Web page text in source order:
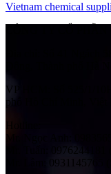
Vietnam chemical
Số 41 Ngách
VP HCM:
Số 525/1/
phố Hồ Chí Minh, Việt
Hotline:
Mr. Ngọc Anh:
Mr. Tuấn: 0976244181
Mr. Lâm: 0931145765